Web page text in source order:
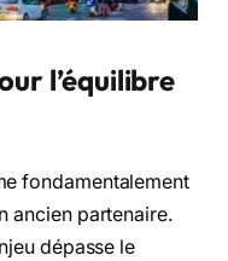
l’équilibre
fondamentalement
ancien partenaire.
dépasse le